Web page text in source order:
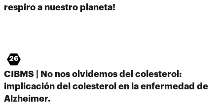
respiro a nuestro planeta!
26
CIBMS | No nos olvidemos del colesterol:
implicación del colesterol en la enfermedad de
Alzheimer.